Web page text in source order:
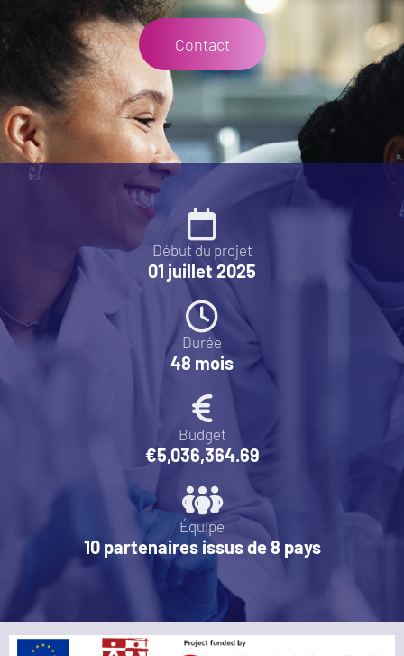
Contact
Début du projet
01 juillet 2025
Durée
48 mois
Budget
€5,036,364.69
Équipe
10 partenaires issus de 8 pays